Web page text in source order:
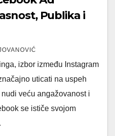
Publika i
izbor između Instagram
uticati na uspeh
veću angažovanost i
se ističe svojom